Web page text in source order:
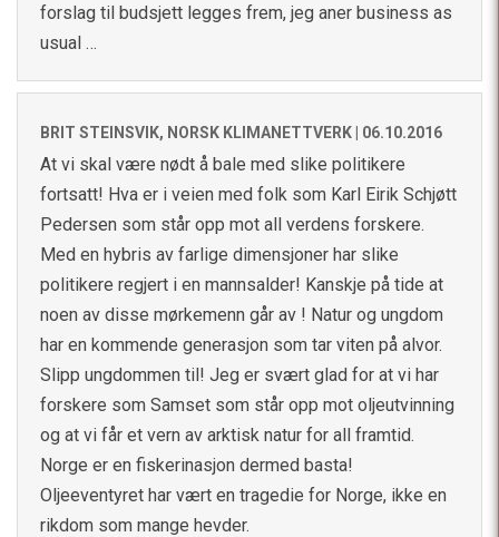
forslag til budsjett legges frem, jeg aner business as
usual …
BRIT STEINSVIK, NORSK KLIMANETTVERK | 06.10.2016
At vi skal være nødt å bale med slike politikere
fortsatt! Hva er i veien med folk som Karl Eirik Schjøtt
Pedersen som står opp mot all verdens forskere.
Med en hybris av farlige dimensjoner har slike
politikere regjert i en mannsalder! Kanskje på tide at
noen av disse mørkemenn går av ! Natur og ungdom
har en kommende generasjon som tar viten på alvor.
Slipp ungdommen til! Jeg er svært glad for at vi har
forskere som Samset som står opp mot oljeutvinning
og at vi får et vern av arktisk natur for all framtid.
Norge er en fiskerinasjon dermed basta!
Oljeeventyret har vært en tragedie for Norge, ikke en
rikdom som mange hevder.